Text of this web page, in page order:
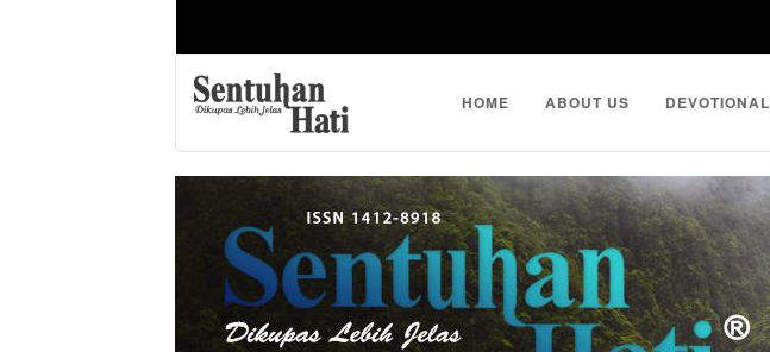
HOME ABOUT US DEVOTIONAL